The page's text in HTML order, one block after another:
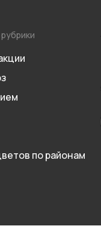
по районам